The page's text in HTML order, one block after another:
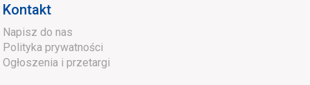
Kontakt
Napisz do nas
Polityka prywatności
Ogłoszenia i przetargi